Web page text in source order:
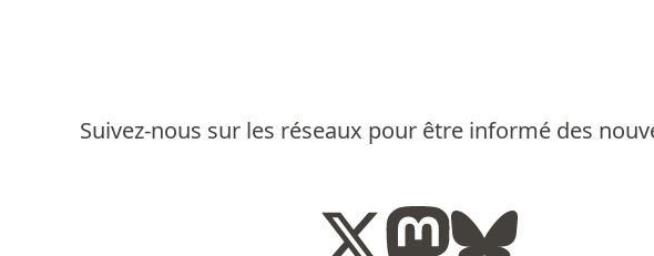
Suivez-nous sur les réseaux pour être informé des